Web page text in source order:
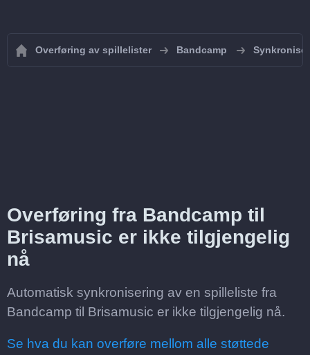
Overføring av spillelister Bandcamp
Overføring fra Bandcamp til
Brisamusic er ikke tilgjengelig
nå
Automatisk synkronisering av en spilleliste fra
Bandcamp til Brisamusic er ikke tilgjengelig nå.
Se hva du kan overføre mellom alle støttede